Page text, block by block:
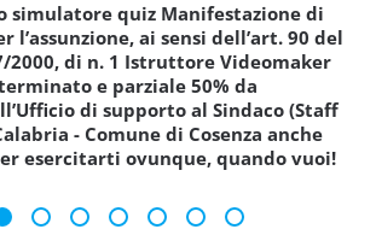
simulatore quiz Manifestazione di
l’assunzione, ai sensi dell’art. 90 del
2000, di n. 1 Istruttore Videomaker
e parziale 50% da
di supporto al Sindaco (Staff
- Comune di Cosenza anche
esercitarti ovunque, quando vuoi!